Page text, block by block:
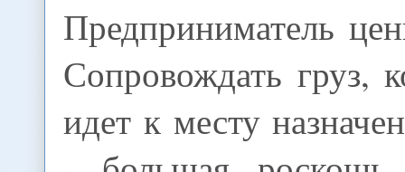
Предприниматель
Сопровождать груз,
идет к месту